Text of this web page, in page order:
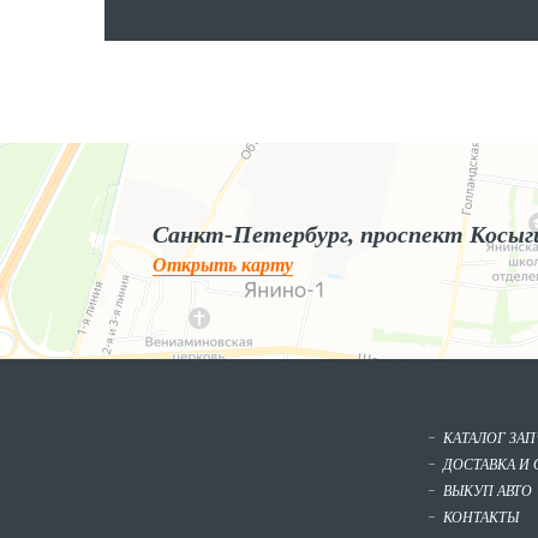
Яндекс.Карты
Яндекс.Карты — поиск мест и адресов, городской транспорт
Санкт-Петербург, проспект
Открыть карту
КАТАЛОГ
ДОСТАВКА И
ВЫКУП АВТО
КОНТАКТЫ